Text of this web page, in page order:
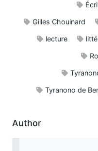
Gilles Chouinard
lecture
Tyranono de
Author